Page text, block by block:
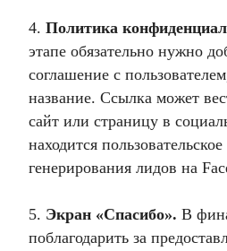
4. Политика
этапе обязательно нужно
соглашение с
название. Ссылка может
сайт или страницу в
находится
генерирования лидов на
5. Экран «Спасибо». В
поблагодарить за